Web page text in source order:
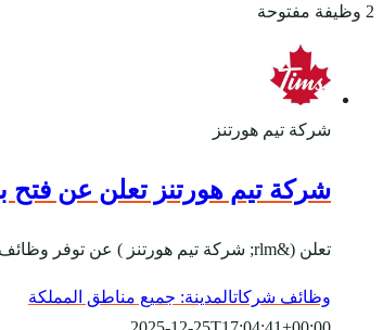
2 وظيفة مفتوحة
شركة تيم هورتنز
شركة تيم هورتنز تعلن عن فتح
تعلن (&rlm; شركة تيم هورتنز ) عن توفر وظائف شاغرة لحملة الثانوية فأعلى للعمل في ( عدة مدن بالمملكة )، وذلك وفقاً للتفاصيل والشروط الآتية. المسمى الوظيفي:- - طاق...
وظائف شركاتالمدينة: جميع مناطق المملكة